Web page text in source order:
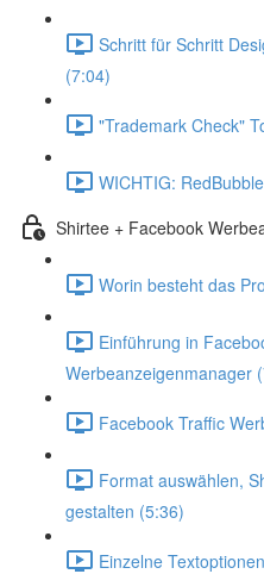
Schritt für Schritt
(7:04)
"Trademark Check"
WICHTIG:
Shirtee + Facebook
Worin besteht das
Einführung in
Werbeanzeigenmanager
Facebook Traffic
Format auswählen,
gestalten (5:36)
Einzelne